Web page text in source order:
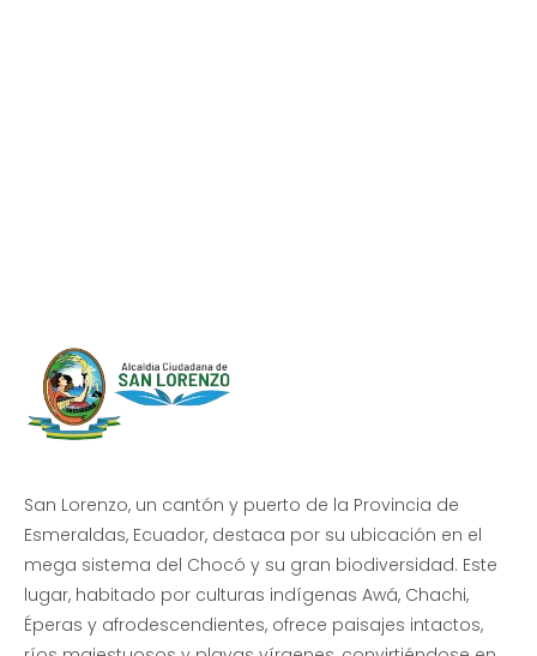
San Lorenzo, un cantón y puerto de la Provincia de
Esmeraldas, Ecuador, destaca por su ubicación en el
mega sistema del Chocó y su gran biodiversidad. Este
lugar, habitado por culturas indígenas Awá, Chachi,
Éperas y afrodescendientes, ofrece paisajes intactos,